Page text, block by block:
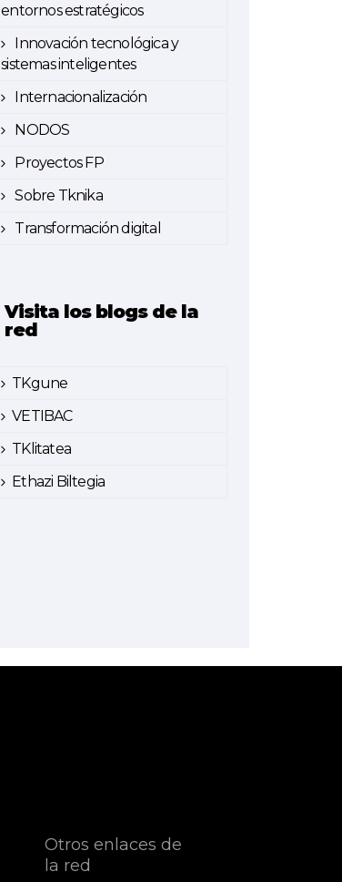
entornos estratégicos
Innovación tecnológica y
sistemas inteligentes
Internacionalización
NODOS
Proyectos FP
Sobre Tknika
Transformación digital
Visita los blogs de la
red
TKgune
VETIBAC
TKlitatea
Ethazi Biltegia
Otros enlaces de
la red